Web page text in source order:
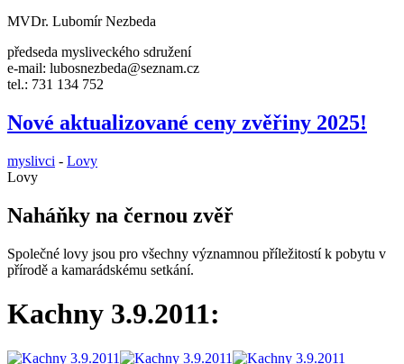
MVDr. Lubomír Nezbeda
předseda mysliveckého sdružení
e-mail: lubosnezbeda@seznam.cz
tel.: 731 134 752
Nové aktualizované ceny zvěřiny 2025!
myslivci - Lovy
Lovy
Naháňky na černou zvěř
Společné lovy jsou pro všechny významnou příležitostí k pobytu v
přírodě a kamarádskému setkání.
Kachny 3.9.2011: